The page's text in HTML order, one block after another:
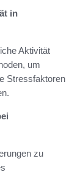
in
Aktivität
um
Stressfaktoren
zu